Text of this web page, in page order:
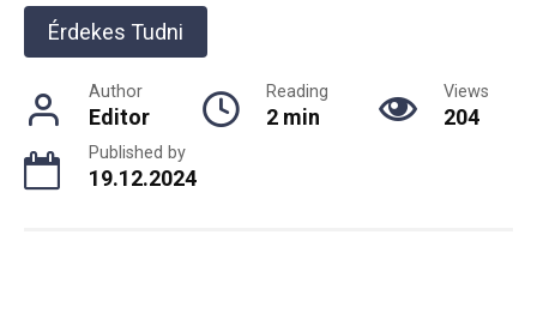
Érdekes Tudni
Author
Editor
Reading
2 min
Views
204
Published by
19.12.2024